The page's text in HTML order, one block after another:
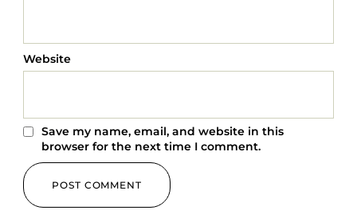
Website
Save my name, email, and website in this
browser for the next time I comment.